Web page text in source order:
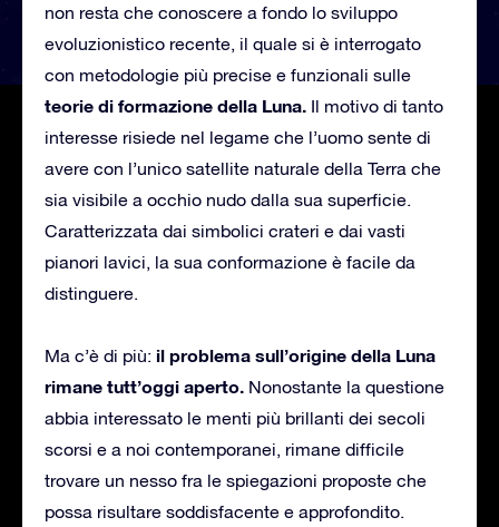
non resta che conoscere a fondo lo sviluppo
evoluzionistico recente, il quale si è interrogato
con metodologie più precise e funzionali sulle
teorie di formazione della Luna. Il motivo di tanto
interesse risiede nel legame che l’uomo sente di
avere con l’unico satellite naturale della Terra che
sia visibile a occhio nudo dalla sua superficie.
Caratterizzata dai simbolici crateri e dai vasti
pianori lavici, la sua conformazione è facile da
distinguere.
Ma c’è di più: il problema sull’origine della Luna
rimane tutt’oggi aperto. Nonostante la questione
abbia interessato le menti più brillanti dei secoli
scorsi e a noi contemporanei, rimane difficile
trovare un nesso fra le spiegazioni proposte che
possa risultare soddisfacente e approfondito.